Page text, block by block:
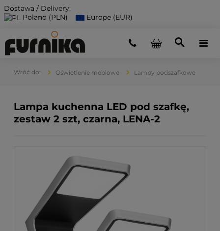
Dostawa / Delivery:
Poland (PLN)
Europe (EUR)
Oświetlenie meblowe Lampy podszafkowe
Lampa kuchenna LED pod szafkę,
zestaw 2 szt, czarna, LENA-2